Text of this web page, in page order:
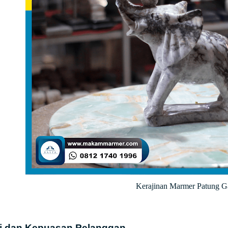
Kerajinan Marmer Patung